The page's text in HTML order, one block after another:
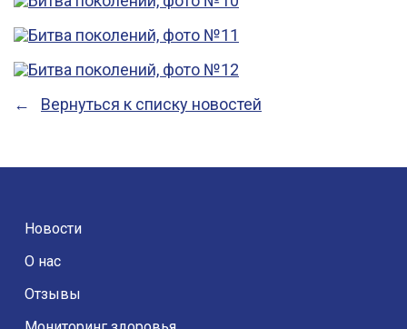
Вернуться к списку новостей
Новости
О нас
Отзывы